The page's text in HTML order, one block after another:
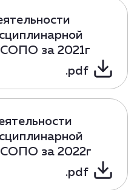
за 2021г
.pdf
за 2022г
.pdf